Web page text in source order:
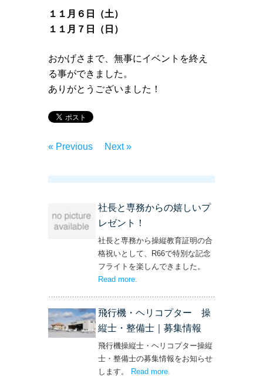
１１月６日（土）
１１月７日（日）
おかげさまで、無事にイベントを終え
る事ができました。
ありがとうございました！
« Previous Next »
社長と専務からの嬉しいプ
レゼント！
社長と専務から操縦教育証明の合
格祝いとして、R66で特別な記念
フライトを楽しんできました。
Read more
飛行機・ヘリコプター 操
縦士・整備士｜募集情報
飛行機操縦士・ヘリコプター操縦
士・整備士の募集情報をお知らせ
します。
Read more– ‘飛行機・ヘリコプター
.